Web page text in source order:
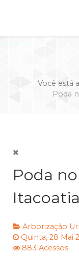
Você está
Poda
Poda
Arborização
Quinta, 28 Mai
883 Acessos